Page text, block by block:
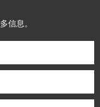
信息。